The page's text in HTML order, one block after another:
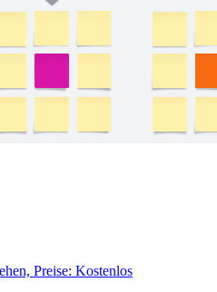
Preise: Kostenlos